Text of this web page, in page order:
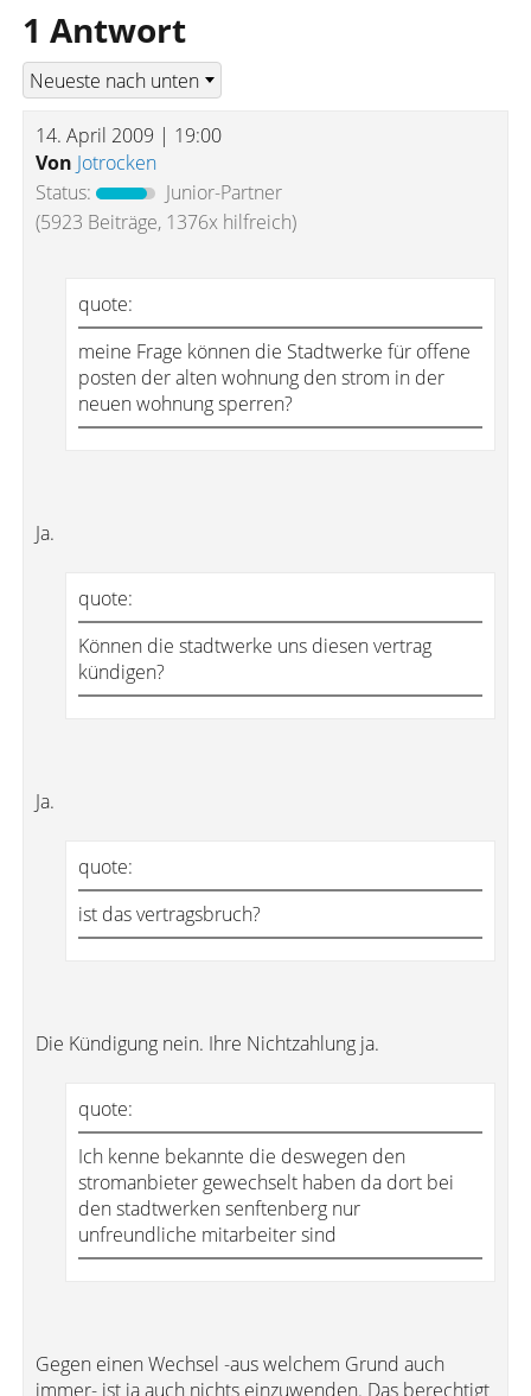
1 Antwort
14. April 2009 | 19:00
Von Jotrocken
Status:
Junior-Partner
(5923 Beiträge, 1376x hilfreich)
quote:
meine Frage können die Stadtwerke für offene
posten der alten wohnung den strom in der
neuen wohnung sperren?
Ja.
quote:
Können die stadtwerke uns diesen vertrag
kündigen?
Ja.
quote:
ist das vertragsbruch?
Die Kündigung nein. Ihre Nichtzahlung ja.
quote:
Ich kenne bekannte die deswegen den
stromanbieter gewechselt haben da dort bei
den stadtwerken senftenberg nur
unfreundliche mitarbeiter sind
Gegen einen Wechsel -aus welchem Grund auch
immer- ist ja auch nichts einzuwenden. Das berechtigt